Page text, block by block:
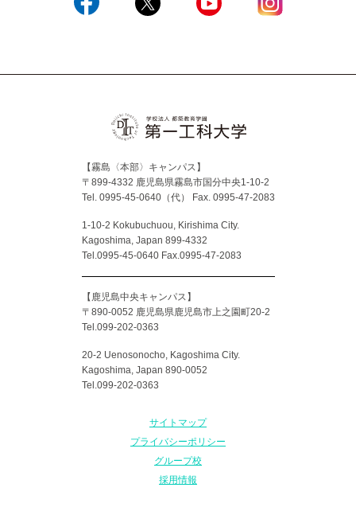
【霧島〈本部〉キャンパス】
〒899-4332 鹿児島県霧島市国分中央1-10-2
Tel. 0995-45-0640（代）
Fax. 0995-47-2083
1-10-2 Kokubuchuou, Kirishima City.
Kagoshima, Japan 899-4332
Tel.0995-45-0640 Fax.0995-47-2083
【鹿児島中央キャンパス】
〒890-0052 鹿児島県鹿児島市上之園町20-2
Tel.099-202-0363
20-2 Uenosonocho, Kagoshima City.
Kagoshima, Japan 890-0052
Tel.099-202-0363
サイトマップ
プライバシーポリシー
グループ校
採用情報